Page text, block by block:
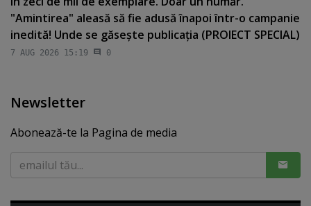
"Amintirea" aleasă să fie adusă înapoi într-o campanie
inedită! Unde se găseşte publicaţia (PROIECT SPECIAL)
7 AUG 2026 15:19 0
Newsletter
Abonează-te la Pagina de media